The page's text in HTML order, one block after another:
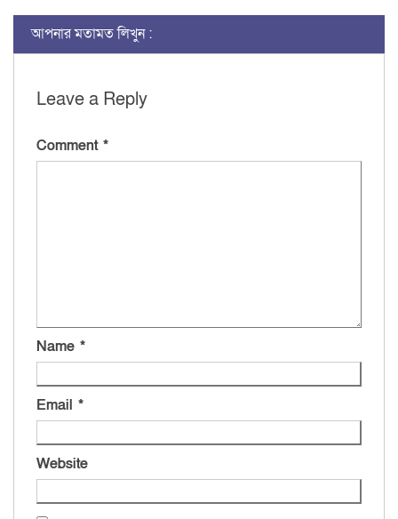
আপনার মতামত লিখুন :
Leave a Reply
Comment *
Name *
Email *
Website